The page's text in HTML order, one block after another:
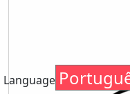
Language